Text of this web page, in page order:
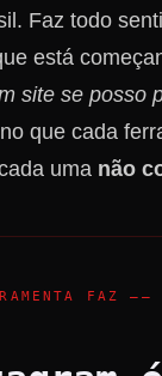
Faz todo
está
site se posso
que cada
uma não
FAZ ——